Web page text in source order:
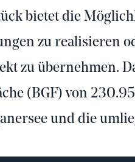
bietet die
zu realisieren
zu übernehmen.
(BGF) von
und die